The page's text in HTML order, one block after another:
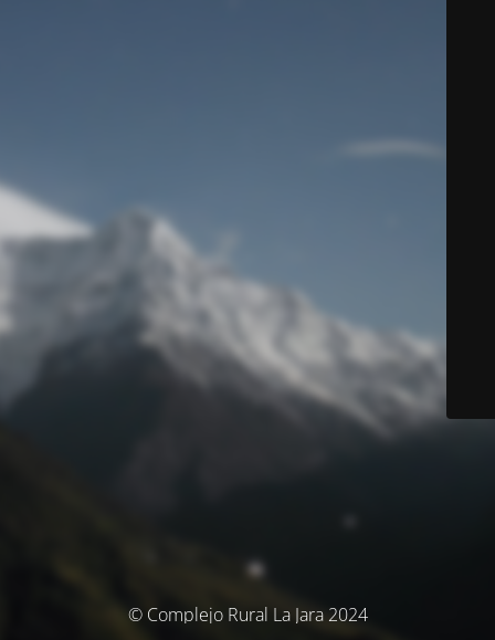
© Complejo Rural La Jara 2024